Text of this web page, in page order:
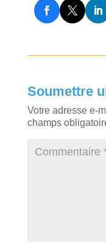
Soumettre
Votre adresse e-
champs